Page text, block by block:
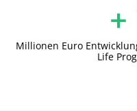
(Spanisch)
Mexiko (Spanisch)
+
Millionen Euro
Life